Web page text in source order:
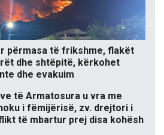
përmasa të frikshme, flakët
dhe shtëpitë, kërkohet
dhe evakuim
të Armatosura u vra me
i fëmijërisë, zv. drejtori i
të mbartur prej disa kohësh